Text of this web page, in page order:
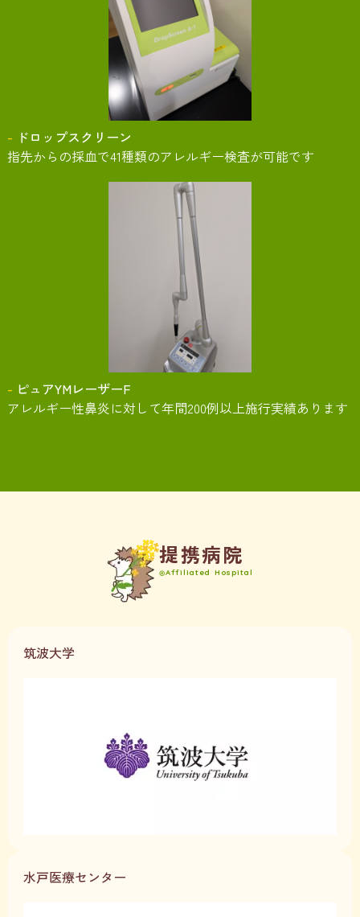
ドロップスクリーン
指先からの採血で41種類のアレルギー検査が可能です
ピュアYMレーザーF
アレルギー性鼻炎に対して年間200例以上施行実績あります
提携病院
Affiliated Hospital
筑波大学
水戸医療センター